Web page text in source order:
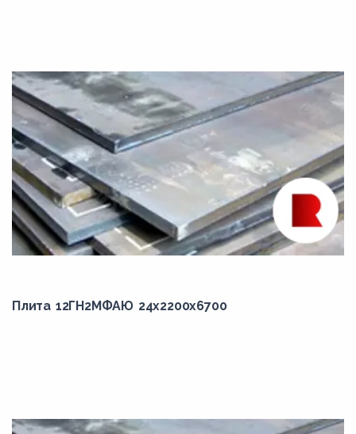
Ст0
Ст3кп
Ст3сп
сталь 08
сталь 10
сталь 15
сталь 20
сталь 55
Плита 12ГН2МФАЮ 24x2200x6700